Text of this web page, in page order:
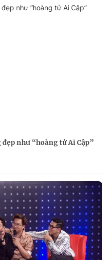
như “hoàng tử Ai Cập”